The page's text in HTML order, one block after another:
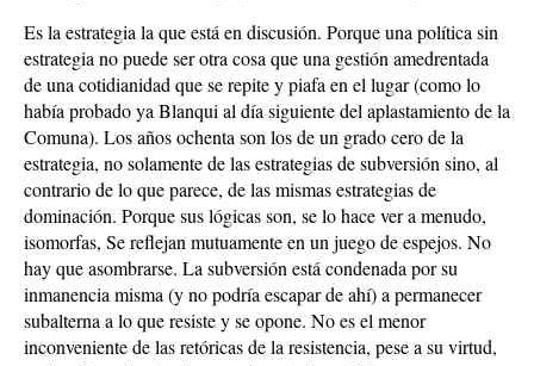
Es la estrategia la que está en discusión. Porque una política sin
estrategia no puede ser otra cosa que una gestión amedrentada
de una cotidianidad que se repite y piafa en el lugar (como lo
había probado ya Blanqui al día siguiente del aplastamiento de la
Comuna). Los años ochenta son los de un grado cero de la
estrategia, no solamente de las estrategias de subversión sino, al
contrario de lo que parece, de las mismas estrategias de
dominación. Porque sus lógicas son, se lo hace ver a menudo,
isomorfas, Se reflejan mutuamente en un juego de espejos. No
hay que asombrarse. La subversión está condenada por su
inmanencia misma (y no podría escapar de ahí) a permanecer
subalterna a lo que resiste y se opone. No es el menor
inconveniente de las retóricas de la resistencia, pese a su virtud,